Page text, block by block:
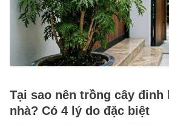
Tại sao nên trồng cây đinh
nhà? Có 4 lý do đặc biệt